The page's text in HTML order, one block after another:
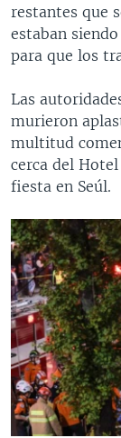
restantes que
estaban
para que los
Las
murieron
multitud
cerca del
fiesta en Seúl.